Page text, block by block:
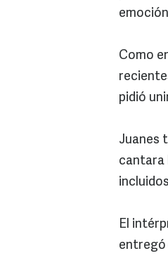
Como
pidió
Juanes
cantara
El
entregó